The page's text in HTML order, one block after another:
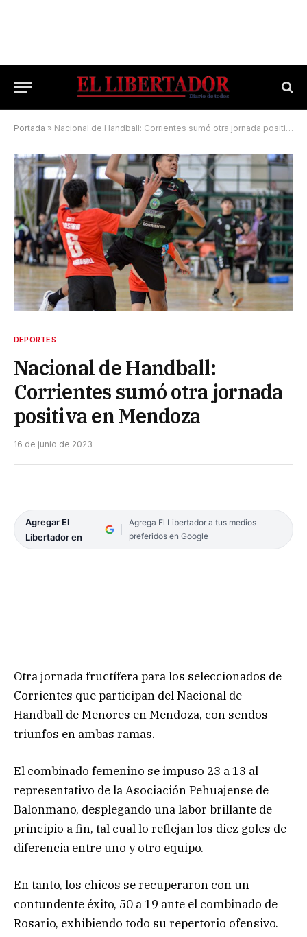
Portada » Nacional de Handball: Corrientes sumó otra jornada positiva en Mendoza
DEPORTES
Nacional de Handball:
Corrientes sumó otra jornada
positiva en Mendoza
16 de junio de 2023
Agregar El
Libertador en
Agrega El Libertador a tus medios
preferidos en Google
Otra jornada fructífera para los seleccionados de
Corrientes que participan del Nacional de
Handball de Menores en Mendoza, con sendos
triunfos en ambas ramas.
El combinado femenino se impuso 23 a 13 al
representativo de la Asociación Pehuajense de
Balonmano, desplegando una labor brillante de
principio a fin, tal cual lo reflejan los diez goles de
diferencia entre uno y otro equipo.
En tanto, los chicos se recuperaron con un
contundente éxito, 50 a 19 ante el combinado de
Rosario, exhibiendo todo su repertorio ofensivo.